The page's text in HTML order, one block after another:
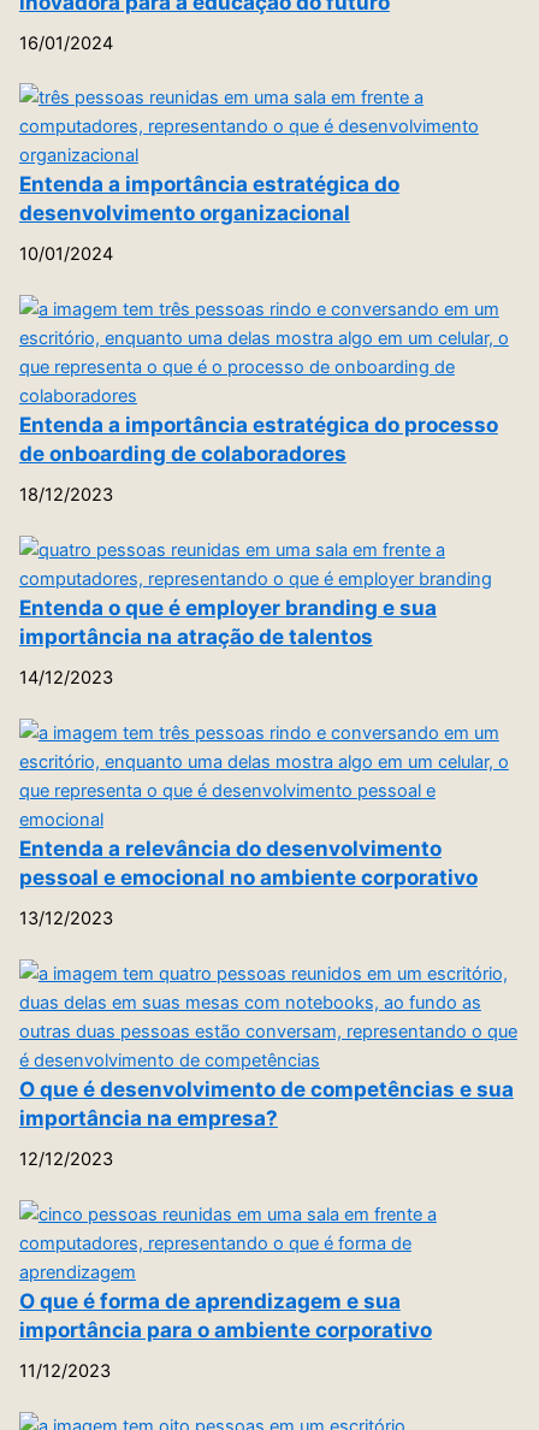
16/01/2024
Entenda a importância estratégica do
desenvolvimento organizacional
10/01/2024
Entenda a importância estratégica do processo
de onboarding de colaboradores
18/12/2023
Entenda o que é employer branding e sua
importância na atração de talentos
14/12/2023
Entenda a relevância do desenvolvimento
pessoal e emocional no ambiente corporativo
13/12/2023
O que é desenvolvimento de competências e sua
importância na empresa?
12/12/2023
O que é forma de aprendizagem e sua
importância para o ambiente corporativo
11/12/2023